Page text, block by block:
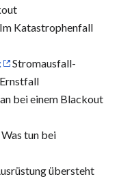
Im Katastrophenfall
Stromausfall-
bei einem Blackout
tun bei
übersteht